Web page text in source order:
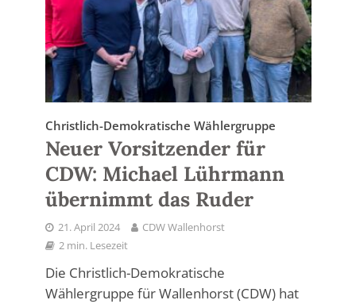
Christlich-Demokratische Wählergruppe
Neuer Vorsitzender für
CDW: Michael Lührmann
übernimmt das Ruder
21. April 2024
CDW Wallenhorst
2 min. Lesezeit
Die Christlich-Demokratische
Wählergruppe für Wallenhorst (CDW) hat